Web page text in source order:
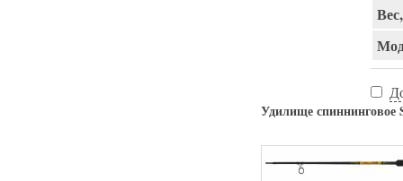
Удилище спиннинговое